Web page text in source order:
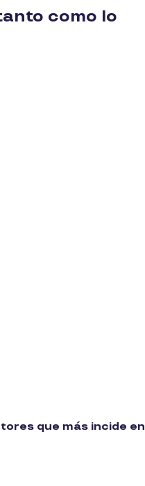
como lo
que más incide en